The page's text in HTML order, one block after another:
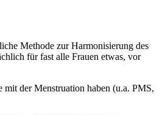
Methode zur Harmonisierung des
für fast alle Frauen etwas, vor
mit der Menstruation haben (u.a. PMS,